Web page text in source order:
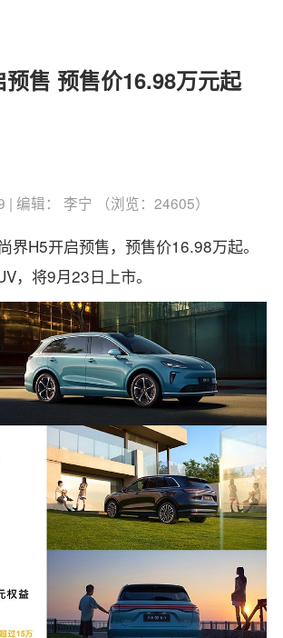
预售 预售价16.98万元起
编辑： 李宁 （浏览：24605）
界H5开启预售，预售价16.98万起。
，将9月23日上市。